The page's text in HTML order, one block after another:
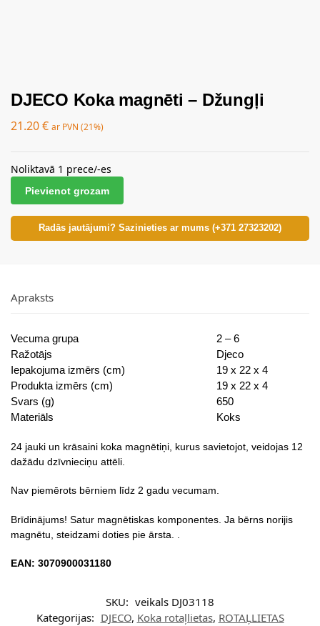
DJECO Koka magnēti – Džungļi
21.20€ ar PVN (21%)
Noliktavā 1 prece/-es
Pievienot grozam
Radās jautājumi? Sazinieties ar mums (+371 27323202)
Apraksts
Vecuma grupa
2 – 6
Ražotājs
Djeco
Iepakojuma izmērs (cm)
19 x 22 x 4
Produkta izmērs (cm)
19 x 22 x 4
Svars (g)
650
Materiāls
Koks
24 jauki un krāsaini koka magnētiņi, kurus savietojot, veidojas 12
dažādu dzīvnieciņu attēli.
Nav piemērots bērniem līdz 2 gadu vecumam.
Brīdinājums! Satur magnētiskas komponentes. Ja bērns norijis
magnētu, steidzami doties pie ārsta. .
EAN: 3070900031180
SKU: veikals DJ03118
Kategorijas: DJECO, Koka rotaļlietas, ROTAĻLIETAS